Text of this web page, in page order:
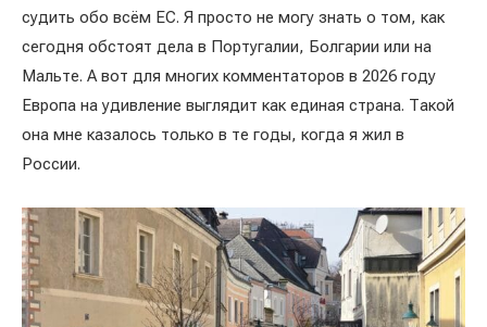
судить обо всём ЕС. Я просто не могу знать о том, как
сегодня обстоят дела в Португалии, Болгарии или на
Мальте. А вот для многих комментаторов в 2026 году
Европа на удивление выглядит как единая страна. Такой
она мне казалось только в те годы, когда я жил в
России.